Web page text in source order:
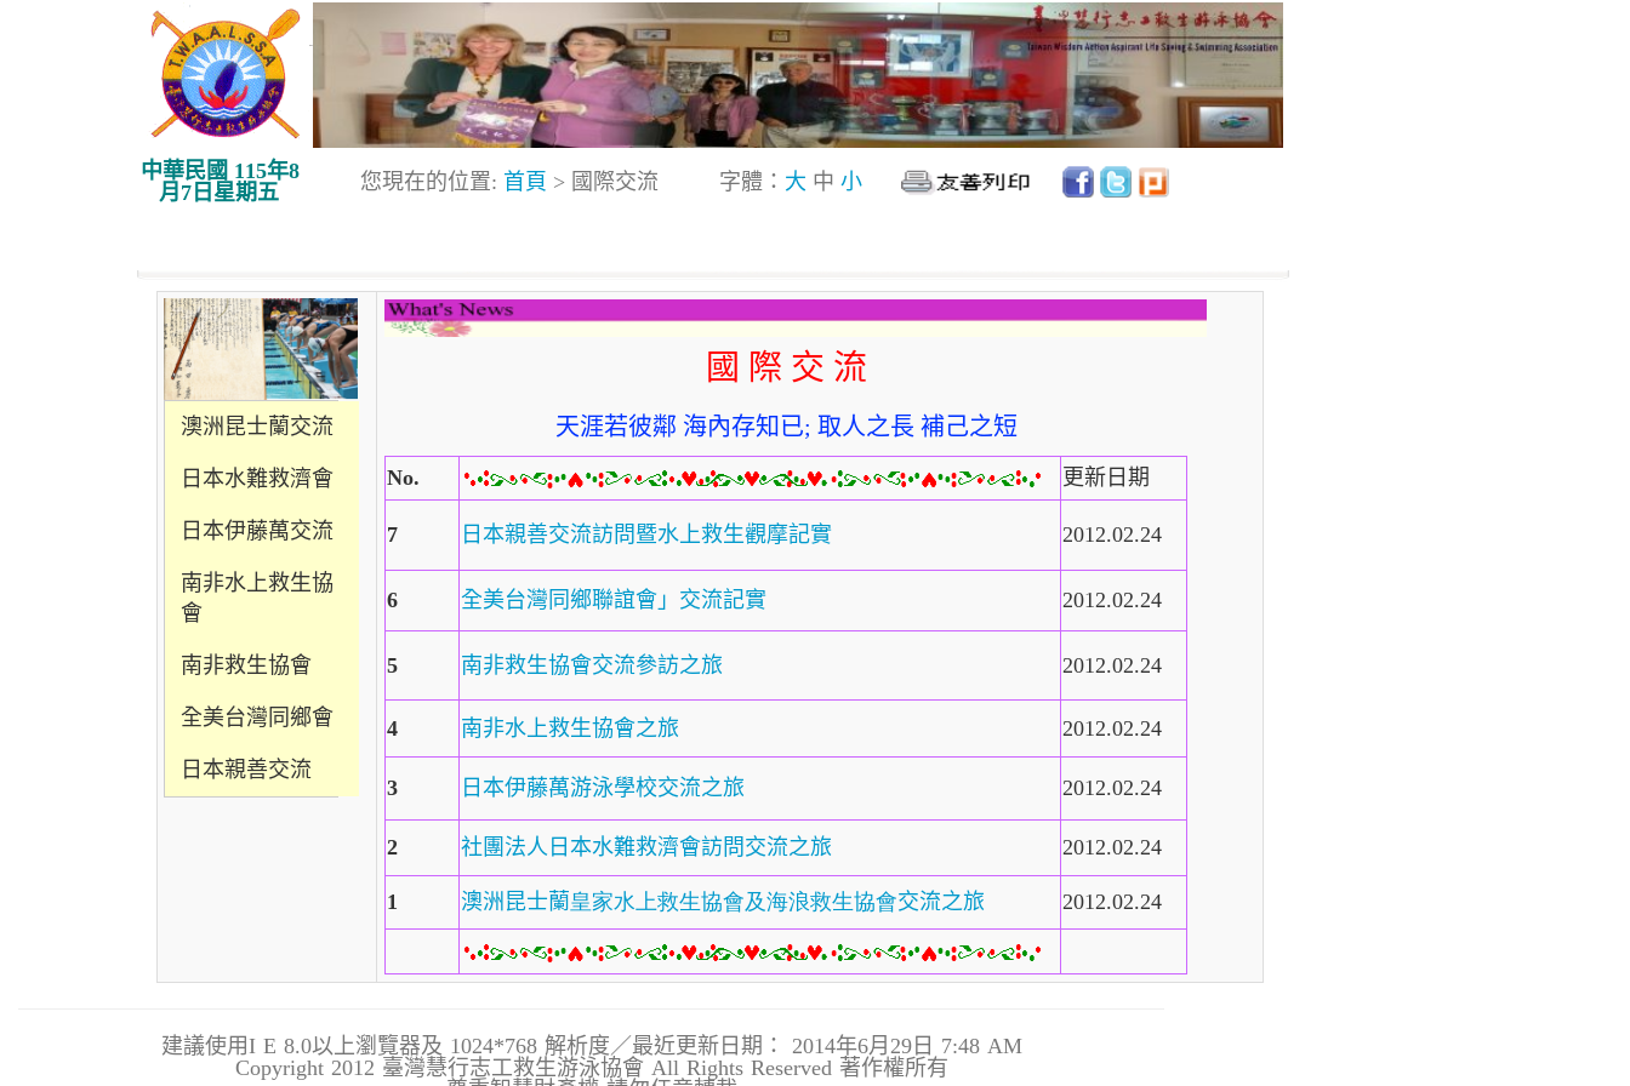
中華民國 115年8
月7日星期五
您現在的位置: 首頁 > 國際交流 字體： 大 中 小
澳洲昆士蘭交流
日本水難救濟會
日本伊藤萬交流
南非水上救生協
會
南非救生協會
全美台灣同鄉會
日本親善交流
國 際 交 流
天涯若彼鄰 海內存知已; 取人之長 補己之短
No. 更新日期
7 日本親善交流訪問暨水上救生觀摩記實 2012.02.24
6 全美台灣同鄉聯誼會」交流記實 2012.02.24
5 南非救生協會交流參訪之旅 2012.02.24
4 南非水上救生協會之旅 2012.02.24
3 日本伊藤萬游泳學校交流之旅 2012.02.24
2 社團法人日本水難救濟會訪問交流之旅 2012.02.24
1 澳洲昆士蘭皇家水上救生協會及海浪救生協會交流之旅 2012.02.24
建議使用I E 8.0以上瀏覽器及 1024*768 解析度／最近更新日期： 2014年6月29日 7:48 AM
Copyright 2012 臺灣慧行志工救生游泳協會 All Rights Reserved 著作權所有